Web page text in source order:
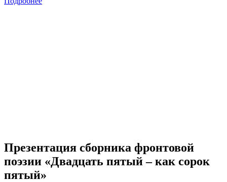
Презентация сборника фронтовой
поэзии «Двадцать пятый – как сорок
пятый»